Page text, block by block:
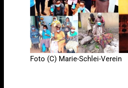
Foto (C) Marie-Schlei-Verein